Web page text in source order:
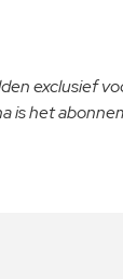
exclusief
is het